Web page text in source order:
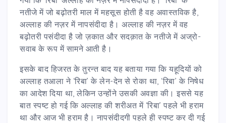
नतीजे में जो बढ़ोतरी माल में महसूस होती है वह अवास्तविक है,
अल्लाह की नज़र में नापसंदीदा है। अल्लाह की नज़र में वह
बढ़ोतरी पसंदीदा है जो ज़कात और सदक़ात के नतीजे में अज्रो-
सवाब के रूप में सामने आती है।
इसके बाद हिजरत के तुरन्त बाद यह बताया गया कि यहूदियों को
अल्लाह तआला ने ‘रिबा’ के लेन-देन से रोका था, ‘रिबा’ के निषेध
का आदेश दिया था, लेकिन उन्होंने उसकी अवज्ञा की। इससे यह
बात स्पष्ट हो गई कि अल्लाह की शरीअत में ‘रिबा’ पहले भी हराम
था और आज भी हराम है। नापसंदीदगी पहले ही स्पष्ट कर दी गई